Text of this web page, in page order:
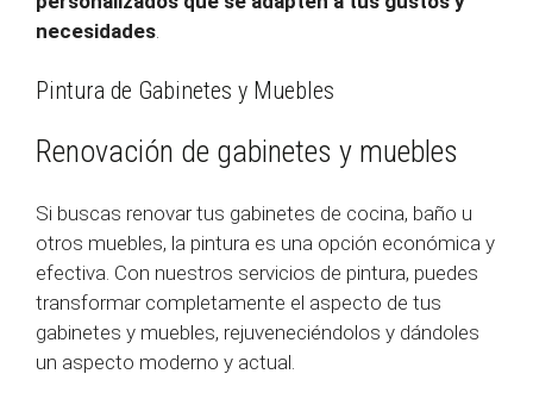
necesidades
Pintura de Gabinetes y Muebles
Renovación de gabinetes y muebles
Si buscas renovar tus gabinetes de cocina, baño u
otros muebles, la pintura es una opción económica y
efectiva. Con nuestros servicios de pintura, puedes
transformar completamente el aspecto de tus
gabinetes y muebles, rejuveneciéndolos y dándoles
un aspecto moderno y actual.